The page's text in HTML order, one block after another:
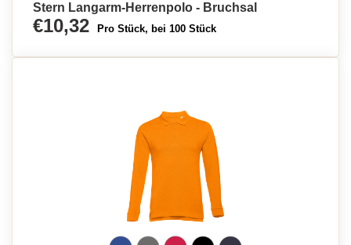
Stern Langarm-Herrenpolo - Bruchsal
€10,32 Pro Stück, bei 100 Stück